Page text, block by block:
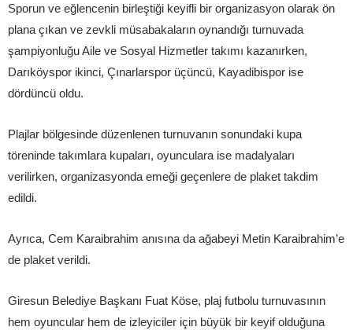
Sporun ve eğlencenin birleştiği keyifli bir organizasyon olarak ön
plana çıkan ve zevkli müsabakaların oynandığı turnuvada
şampiyonluğu Aile ve Sosyal Hizmetler takımı kazanırken,
Darıköyspor ikinci, Çınarlarspor üçüncü, Kayadibispor ise
dördüncü oldu.
Plajlar bölgesinde düzenlenen turnuvanın sonundaki kupa
töreninde takımlara kupaları, oyunculara ise madalyaları
verilirken, organizasyonda emeği geçenlere de plaket takdim
edildi.
Ayrıca, Cem Karaibrahim anısına da ağabeyi Metin Karaibrahim’e
de plaket verildi.
Giresun Belediye Başkanı Fuat Köse, plaj futbolu turnuvasının
hem oyuncular hem de izleyiciler için büyük bir keyif olduğuna